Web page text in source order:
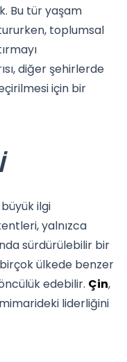
Bu tür yaşam
toplumsal
diğer şehirlerde
için bir
ilgi
yalnızca
sürdürülebilir bir
ülkede benzer
edebilir. Çin,
liderliğini